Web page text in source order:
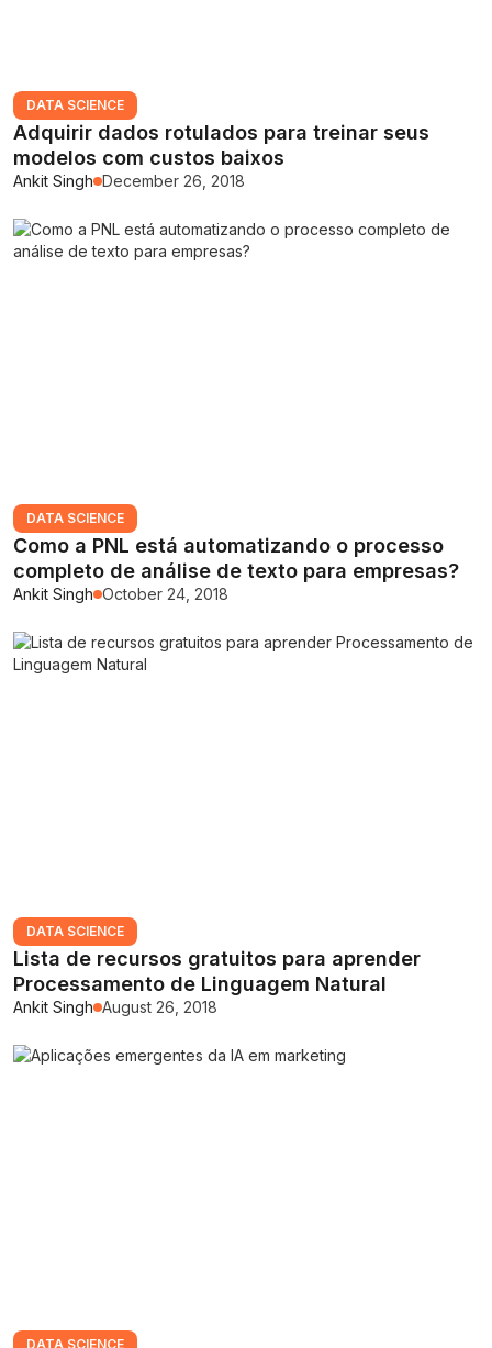
DATA SCIENCE
Adquirir dados rotulados para treinar seus
modelos com custos baixos
Ankit Singh December 26, 2018
DATA SCIENCE
Como a PNL está automatizando o processo
completo de análise de texto para empresas?
Ankit Singh October 24, 2018
DATA SCIENCE
Lista de recursos gratuitos para aprender
Processamento de Linguagem Natural
Ankit Singh August 26, 2018
DATA SCIENCE